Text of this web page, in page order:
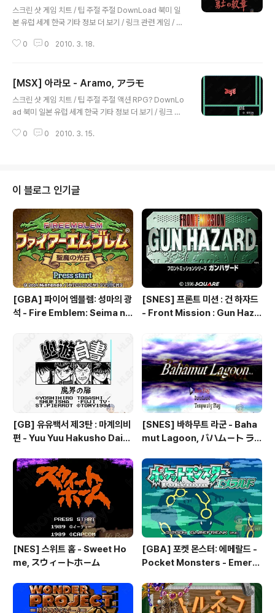
ダンジョン２ 勇士の紋章
스크린 샷 게임 치트 / 팁 주절 주절 DownLoad 북미 일
본 유럽 세계 한국 기타 정보 더 보기 / 링크 관련 게임 / 다
Dungeon [패미컴/RPG] - [NES] 딥 던전4 - 흑의 요술
eon 3 - Yuushi heno Tabi
0 0 2010. 3. 18.
[MSX] 아라모 - Aramo, アラモ
스크린 샷 게임 치트 / 팁 주절 주절 액션 RPG? DownLo
ad 북미 일본 유럽 세계 한국 기타 정보 더 보기 / 링크 관
0 0 2010. 3. 15.
이 블로그 인기글
[GBA] 파이어 엠블렘: 성마의 광
석 - Fire Emblem: Seima no
ム 聖魔の光石, 파이어 엠블렘:
더 세이크리드 스톤즈 - Fire Em
blem: The Sacred Stones
[SNES] 프론트 미션 : 건 하자드
- Front Mission : Gun Haza
ズ ガンハザード
[GB] 유유백서 제3탄 : 마계의비
편 - Yuu Yuu Hakusho Dai-3
☆遊☆白書 第3弾 魔界の扉編
[SNES] 바하무트 라군 - Baha
mut Lagoon, バハムート ラ
[NES] 스위트 홈 - Sweet Ho
me, スウィートホーム
[GBA] 포켓 몬스터: 에메랄드 -
Pocket Monsters - Emeral
ルド, 포켓몬: 에메랄드 버전 - Po
kemon: Emerald Version